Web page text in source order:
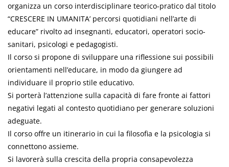
organizza un corso interdisciplinare teorico-pratico dal titolo
“CRESCERE IN UMANITA’ percorsi quotidiani nell’arte di
educare” rivolto ad insegnanti, educatori, operatori socio-
sanitari, psicologi e pedagogisti.
Il corso si propone di sviluppare una riflessione sui possibili
orientamenti nell’educare, in modo da giungere ad
individuare il proprio stile educativo.
Si porterà l’attenzione sulla capacità di fare fronte ai fattori
negativi legati al contesto quotidiano per generare soluzioni
adeguate.
Il corso offre un itinerario in cui la filosofia e la psicologia si
connettono assieme.
Si lavorerà sulla crescita della propria consapevolezza